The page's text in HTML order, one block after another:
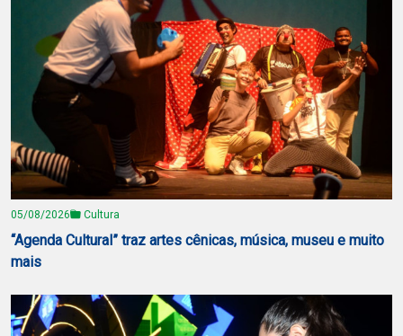
05/08/2026 Cultura
“Agenda Cultural” traz artes cênicas, música, museu e muito
mais